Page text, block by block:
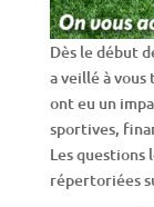
Dès le début
a veillé à
ont eu un
sportives,
Les
répertoriées